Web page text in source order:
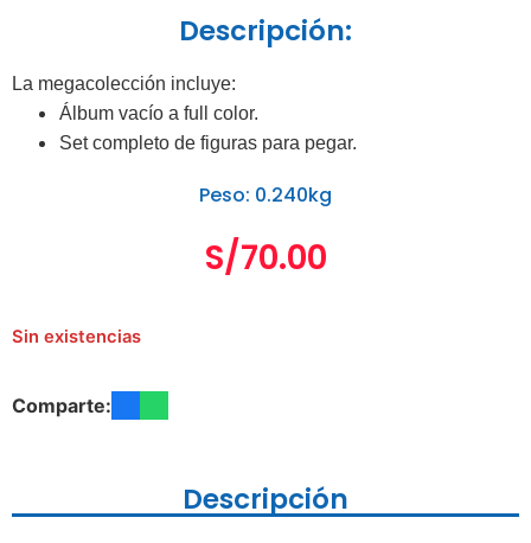
Descripción:
La megacolección incluye:
Álbum vacío a full color.
Set completo de figuras para pegar.
Peso: 0.240kg
S/70.00
Sin existencias
Comparte:
Descripción